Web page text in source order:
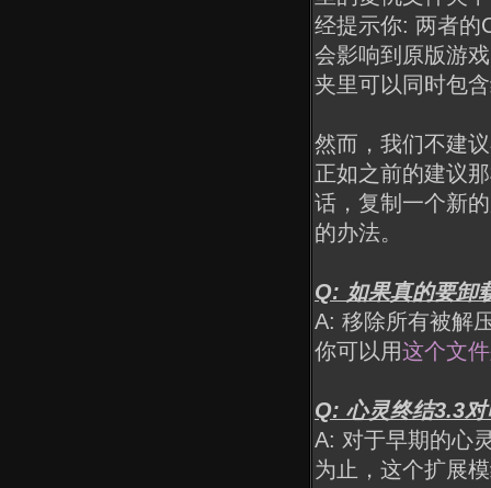
经提示你: 两者的
会影响到原版游
夹里可以同时包
然而，我们不建
正如之前的建议
话，复制一个新
的办法。
Q: 如果真的要卸
A: 移除所有被解
你可以用这个文
Q: 心灵终结3.3
A: 对于早期的心
为止，这个扩展